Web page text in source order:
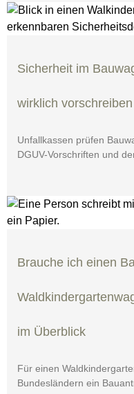
Sicherheit im
wirklich vorschreiben
Unfallkassen prüfen
DGUV-Vorschriften und
Brauche ich einen
im Überblick
Für einen
Bundesländern ein